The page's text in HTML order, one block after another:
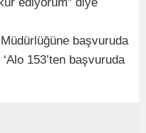
başvuruda
153’ten başvuruda